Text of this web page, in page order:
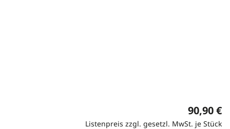
90,90 €
Listenpreis zzgl. gesetzl. MwSt. je Stück